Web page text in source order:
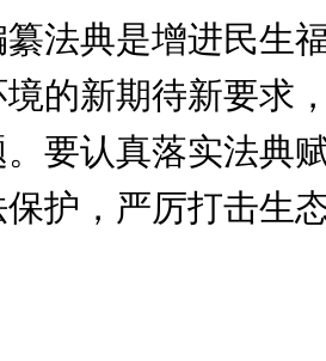
法典是增进民生
的新期待新要求
要认真落实法典
护，严厉打击生